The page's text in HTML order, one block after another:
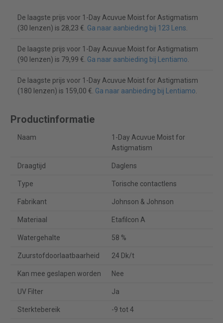
De laagste prijs voor 1-Day Acuvue Moist for Astigmatism
(30 lenzen) is 28,23 €. Ga naar aanbieding bij 123 Lens.
De laagste prijs voor 1-Day Acuvue Moist for Astigmatism
(90 lenzen) is 79,99 €. Ga naar aanbieding bij Lentiamo.
De laagste prijs voor 1-Day Acuvue Moist for Astigmatism
(180 lenzen) is 159,00 €. Ga naar aanbieding bij Lentiamo.
Productinformatie
Naam
1-Day Acuvue Moist for
Astigmatism
Draagtijd Daglens
Type Torische contactlens
Fabrikant Johnson & Johnson
Materiaal Etafilcon A
Watergehalte 58 %
Zuurstofdoorlaatbaarheid 24 Dk/t
Kan mee geslapen worden Nee
UV Filter Ja
Sterktebereik -9 tot 4